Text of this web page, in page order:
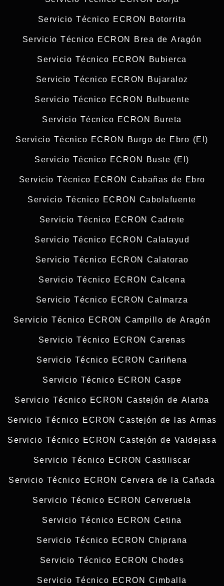
Servicio Técnico ECRON Botorrita
Servicio Técnico ECRON Brea de Aragón
Servicio Técnico ECRON Bubierca
Servicio Técnico ECRON Bujaraloz
Servicio Técnico ECRON Bulbuente
Servicio Técnico ECRON Bureta
Servicio Técnico ECRON Burgo de Ebro (El)
Servicio Técnico ECRON Buste (El)
Servicio Técnico ECRON Cabañas de Ebro
Servicio Técnico ECRON Cabolafuente
Servicio Técnico ECRON Cadrete
Servicio Técnico ECRON Calatayud
Servicio Técnico ECRON Calatorao
Servicio Técnico ECRON Calcena
Servicio Técnico ECRON Calmarza
Servicio Técnico ECRON Campillo de Aragón
Servicio Técnico ECRON Carenas
Servicio Técnico ECRON Cariñena
Servicio Técnico ECRON Caspe
Servicio Técnico ECRON Castejón de Alarba
Servicio Técnico ECRON Castejón de las Armas
Servicio Técnico ECRON Castejón de Valdejasa
Servicio Técnico ECRON Castiliscar
Servicio Técnico ECRON Cervera de la Cañada
Servicio Técnico ECRON Cerveruela
Servicio Técnico ECRON Cetina
Servicio Técnico ECRON Chiprana
Servicio Técnico ECRON Chodes
Servicio Técnico ECRON Cimballa